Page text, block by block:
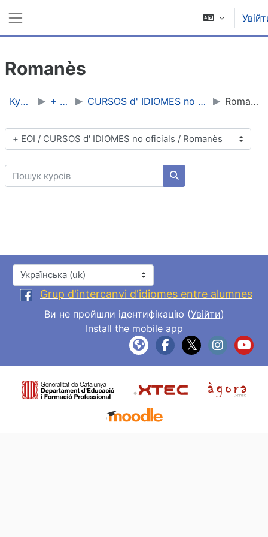
Romanès
Курси + EOI CURSOS d' IDIOMES no oficials Romanès
Категорії курсів
Пошук курсів
Пошук курсів
Мова інтерфейсу
Grup d'intercanvi d'idiomes entre alumnes
Ви не пройшли ідентифікацію (Увійти)
Install the mobile app